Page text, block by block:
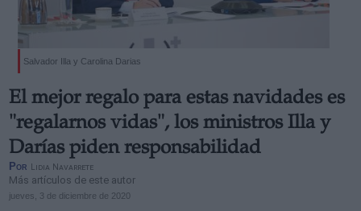
Salvador Illa y Carolina Darias
El mejor regalo para estas navidades es
"regalarnos vidas", los ministros Illa y
Darías piden responsabilidad
Por Lidia Navarrete
Más artículos de este autor
jueves, 3 de diciembre de 2020